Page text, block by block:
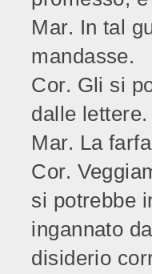
Mar. In tal
mandasse.
Cor. Gli si
dalle lettere.
Mar. La
Cor.
si potrebbe
ingannato
disiderio